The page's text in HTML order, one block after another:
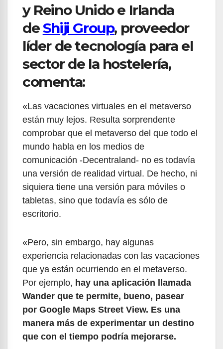
y Reino Unido e Irlanda
deShiji Group, proveedor
líder de tecnología para el
sector de la hostelería,
comenta:
«Las vacaciones virtuales en el metaverso
están muy lejos. Resulta sorprendente
comprobar que el metaverso del que todo el
mundo habla en los medios de
comunicación -Decentraland- no es todavía
una versión de realidad virtual. De hecho, ni
siquiera tiene una versión para móviles o
tabletas, sino que todavía es sólo de
escritorio.
«Pero, sin embargo, hay algunas
experiencia relacionadas con las vacaciones
que ya están ocurriendo en el metaverso.
Por ejemplo, hay una aplicación llamada
Wander que te permite, bueno, pasear
por Google Maps Street View. Es una
manera más de experimentar un destino
que con el tiempo podría mejorarse.